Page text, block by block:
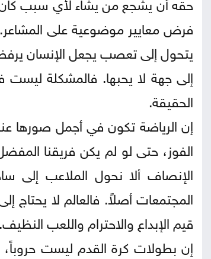
فرض معايير موضوعية على
يتحول إلى تعصب يجعل الإنسان يرفض
إلى جهة لا يحبها. فالمشكلة ليست
الحقيقة.
إن الرياضة تكون في أجمل صورها
الفوز، حتى لو لم يكن فريقنا
الإنصاف ألا نحول الملاعب إلى
المجتمعات أصلاً. فالعالم لا
قيم الإبداع والاحترام واللعب النظيف.
إن بطولات كرة القدم ليست